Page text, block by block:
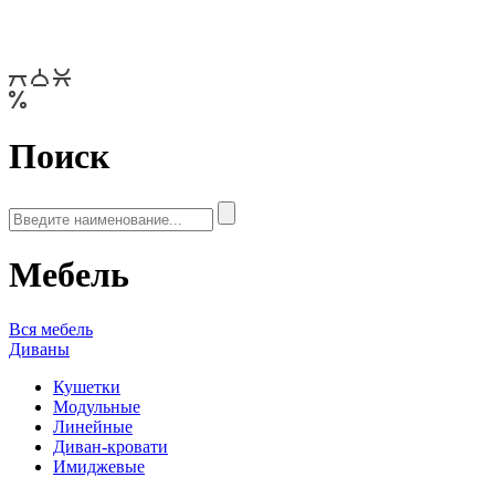
Поиск
Мебель
Вся мебель
Диваны
Кушетки
Модульные
Линейные
Диван-кровати
Имиджевые